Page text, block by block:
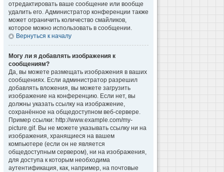
отредактировать ваше сообщение или вообще
удалить его. Администратор конференции также
может ограничить количество смайликов,
которое можно использовать в сообщении.
Вернуться к началу
Могу ли я добавлять изображения к
сообщениям?
Да, вы можете размещать изображения в ваших
сообщениях. Если администратор разрешил
добавлять вложения, вы можете загрузить
изображение на конференцию. Если нет, вы
должны указать ссылку на изображение,
сохранённое на общедоступном веб-сервере.
Пример ссылки: http://www.example.com/my-
picture.gif. Вы не можете указывать ссылку ни на
изображения, хранящиеся на вашем
компьютере (если он не является
общедоступным сервером), ни на изображения,
для доступа к которым необходима
аутентификация, как, например, на почтовые